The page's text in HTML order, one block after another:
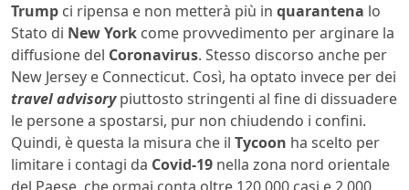
Trump ci ripensa e non metterà più in quarantena lo
Stato di New York come provvedimento per arginare la
diffusione del Coronavirus. Stesso discorso anche per
New Jersey e Connecticut. Così, ha optato invece per dei
travel advisorypiuttosto stringenti al fine di dissuadere
le persone a spostarsi, pur non chiudendo i confini.
Quindi, è questa la misura che il Tycoon ha scelto per
limitare i contagi da Covid-19 nella zona nord orientale